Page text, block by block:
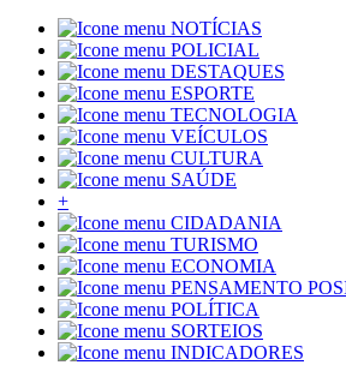
NOTÍCIAS
POLICIAL
DESTAQUES
ESPORTE
TECNOLOGIA
VEÍCULOS
CULTURA
SAÚDE
+
CIDADANIA
TURISMO
ECONOMIA
PENSAMENTO
POLÍTICA
SORTEIOS
INDICADORES